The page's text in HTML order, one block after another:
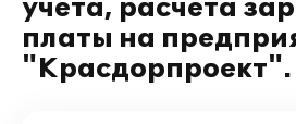
учета, расчета
платы на
"Красдорпроект".